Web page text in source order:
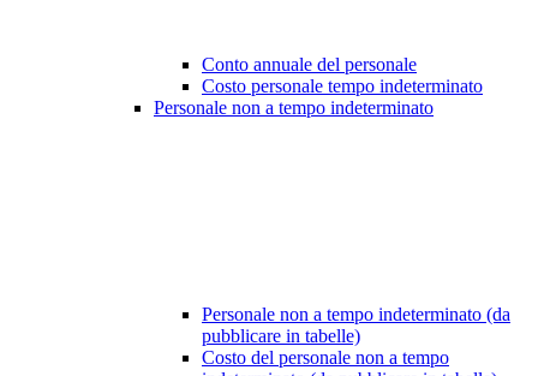
Conto annuale del personale
Costo personale tempo indeterminato
Personale non a tempo indeterminato
Personale non a tempo indeterminato (da
pubblicare in tabelle)
Costo del personale non a tempo